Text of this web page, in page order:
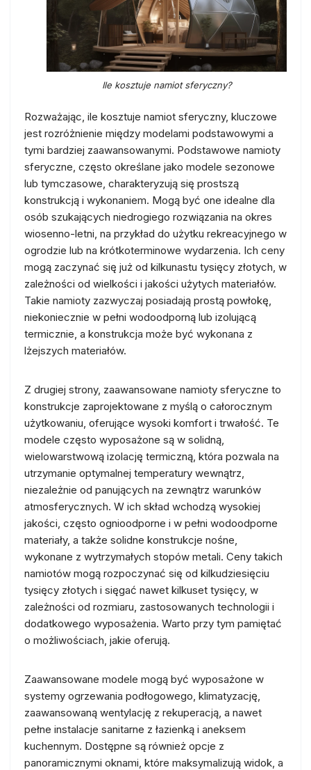
Ile kosztuje namiot sferyczny?
Rozważając, ile kosztuje namiot sferyczny, kluczowe
jest rozróżnienie między modelami podstawowymi a
tymi bardziej zaawansowanymi. Podstawowe namioty
sferyczne, często określane jako modele sezonowe
lub tymczasowe, charakteryzują się prostszą
konstrukcją i wykonaniem. Mogą być one idealne dla
osób szukających niedrogiego rozwiązania na okres
wiosenno-letni, na przykład do użytku rekreacyjnego w
ogrodzie lub na krótkoterminowe wydarzenia. Ich ceny
mogą zaczynać się już od kilkunastu tysięcy złotych, w
zależności od wielkości i jakości użytych materiałów.
Takie namioty zazwyczaj posiadają prostą powłokę,
niekoniecznie w pełni wodoodporną lub izolującą
termicznie, a konstrukcja może być wykonana z
lżejszych materiałów.
Z drugiej strony, zaawansowane namioty sferyczne to
konstrukcje zaprojektowane z myślą o całorocznym
użytkowaniu, oferujące wysoki komfort i trwałość. Te
modele często wyposażone są w solidną,
wielowarstwową izolację termiczną, która pozwala na
utrzymanie optymalnej temperatury wewnątrz,
niezależnie od panujących na zewnątrz warunków
atmosferycznych. W ich skład wchodzą wysokiej
jakości, często ognioodporne i w pełni wodoodporne
materiały, a także solidne konstrukcje nośne,
wykonane z wytrzymałych stopów metali. Ceny takich
namiotów mogą rozpoczynać się od kilkudziesięciu
tysięcy złotych i sięgać nawet kilkuset tysięcy, w
zależności od rozmiaru, zastosowanych technologii i
dodatkowego wyposażenia. Warto przy tym pamiętać
o możliwościach, jakie oferują.
Zaawansowane modele mogą być wyposażone w
systemy ogrzewania podłogowego, klimatyzację,
zaawansowaną wentylację z rekuperacją, a nawet
pełne instalacje sanitarne z łazienką i aneksem
kuchennym. Dostępne są również opcje z
panoramicznymi oknami, które maksymalizują widok, a